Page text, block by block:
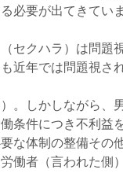
必要が出てきていま
セクハラ）は問題
近年では問題視さ
。しかしながら、
条件につき不利益
な体制の整備その
働者（言われた側